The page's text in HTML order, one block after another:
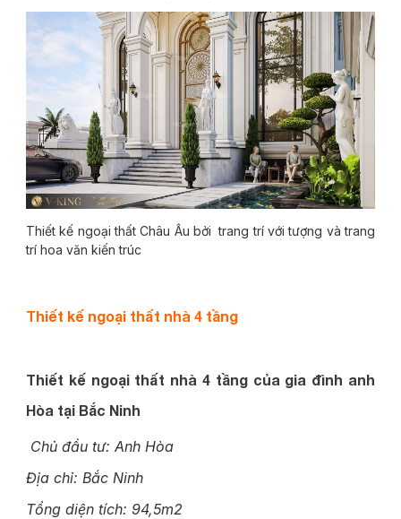
Thiết kế ngoại thất Châu Âu bởi trang trí với tượng và trang
trí hoa văn kiến trúc
Thiết kế ngoại thất nhà 4 tầng
Thiết kế ngoại thất nhà 4 tầng của gia đình anh
Hòa tại Bắc Ninh
Chủ đầu tư: Anh Hòa
Địa chỉ: Bắc Ninh
Tổng diện tích: 94,5m2